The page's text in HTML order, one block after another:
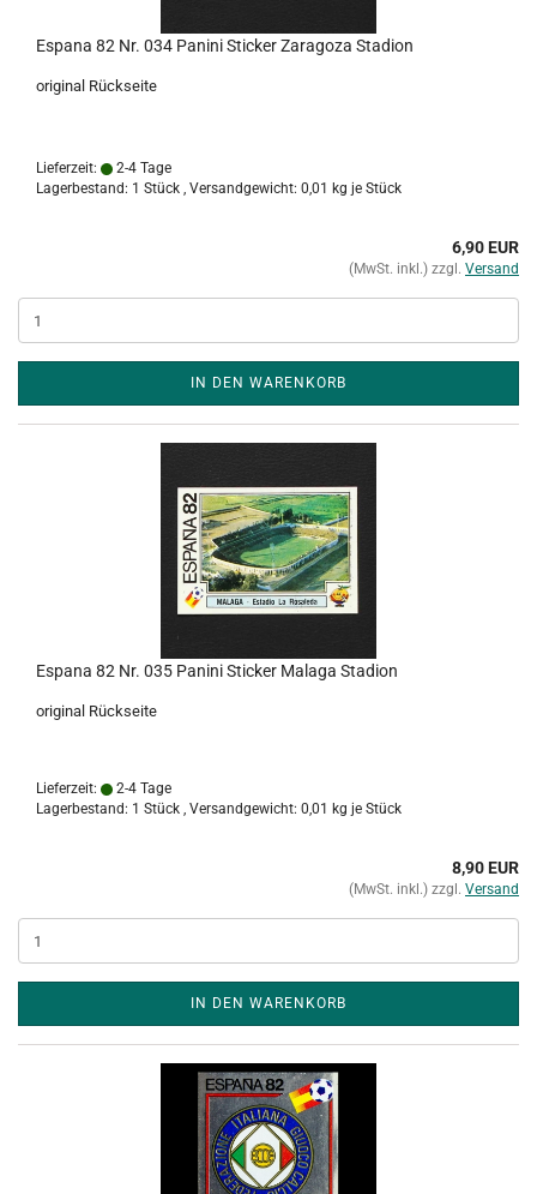
Espana 82 Nr. 034 Panini Sticker Zaragoza Stadion
original Rückseite
Lieferzeit:
2-4 Tage
Lagerbestand: 1 Stück , Versandgewicht: 0,01 kg je Stück
6,90 EUR
(MwSt. inkl.) zzgl. Versand
IN DEN WARENKORB
Espana 82 Nr. 035 Panini Sticker Malaga Stadion
original Rückseite
Lieferzeit:
2-4 Tage
Lagerbestand: 1 Stück , Versandgewicht: 0,01 kg je Stück
8,90 EUR
(MwSt. inkl.) zzgl. Versand
IN DEN WARENKORB